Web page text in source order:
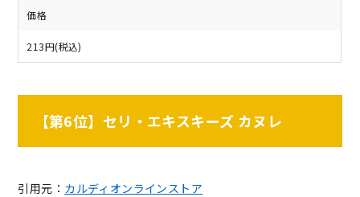
価格
213円(税込)
【第6位】セリ・エキスキーズ カヌレ
引用元： カルディオンラインストア